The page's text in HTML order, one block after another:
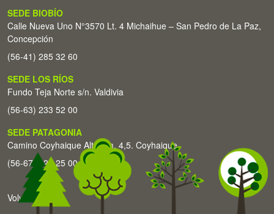
SEDE BIOBÍO
Calle Nueva Uno N°3570 Lt. 4 Michaihue – San Pedro de La Paz,
Concepción
(56-41) 285 32 60
SEDE LOS RÍOS
Fundo Teja Norte s/n. Valdivia
(56-63) 233 52 00
SEDE PATAGONIA
Camino Coyhaique Alto Km. 4,5. Coyhaique
(56-67) 226 25 00
Volver arriba